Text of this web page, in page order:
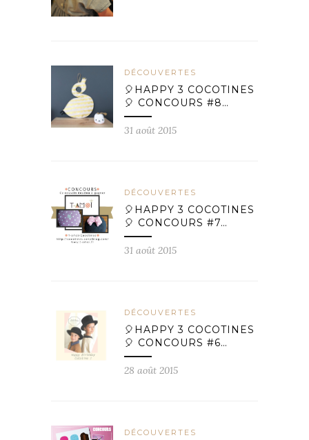
DÉCOUVERTES
🎈HAPPY 3 COCOTINES
🎈 CONCOURS #8…
31 août 2015
DÉCOUVERTES
🎈HAPPY 3 COCOTINES
🎈 CONCOURS #7…
31 août 2015
DÉCOUVERTES
🎈HAPPY 3 COCOTINES
🎈 CONCOURS #6…
28 août 2015
DÉCOUVERTES